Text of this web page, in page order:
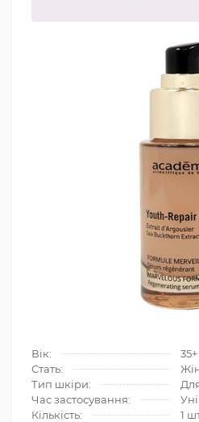
Вік:
35+
Стать:
Тип шкіри:
Час застосування:
Кількість:
1